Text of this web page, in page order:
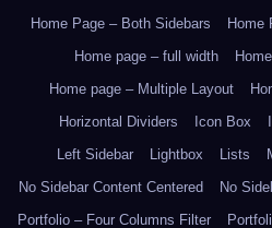
Home Page – Both Sidebars
Home
Home page – full width
Home page – Multiple Layout
Horizontal Dividers
Icon Box
Left Sidebar
Lightbox Lists
No Sidebar Content Centered
No
Portfolio – Four Columns Filter